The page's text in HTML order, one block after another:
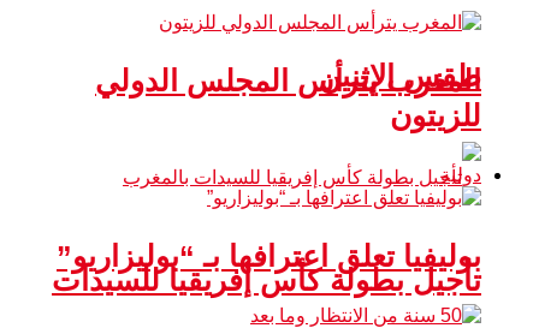
طقس الإثنين
تأجيل بطولة كأس إفريقيا للسيدات
المغرب يترأس المجلس الدولي
للزيتون
دولية
بوليفيا تعلق اعترافها بـ “بوليزاريو”